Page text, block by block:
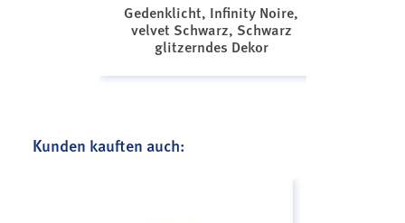
Gedenklicht, Infinity Noire,
velvet Schwarz, Schwarz
glitzerndes Dekor
Kunden kauften auch: